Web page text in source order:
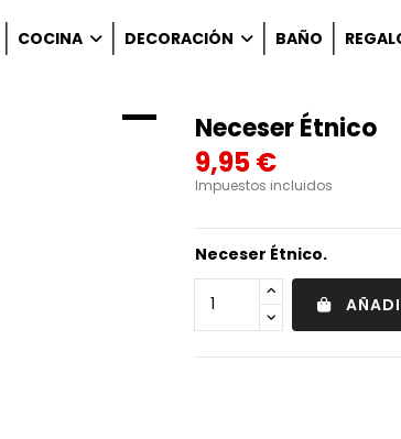
COCINA DECORACIÓN BAÑO
Neceser Étnico
9,95 €
Impuestos incluidos
Neceser Étnico.